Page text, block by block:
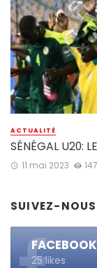
ACTUALITÉ
SÉNÉGAL U20:
11 mai 2023
SUIVEZ-NOUS
FACEBOOK
25 likes